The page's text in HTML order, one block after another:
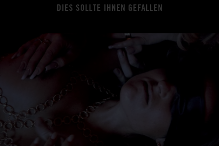
DIES SOLLTE IHNEN GEFALLEN